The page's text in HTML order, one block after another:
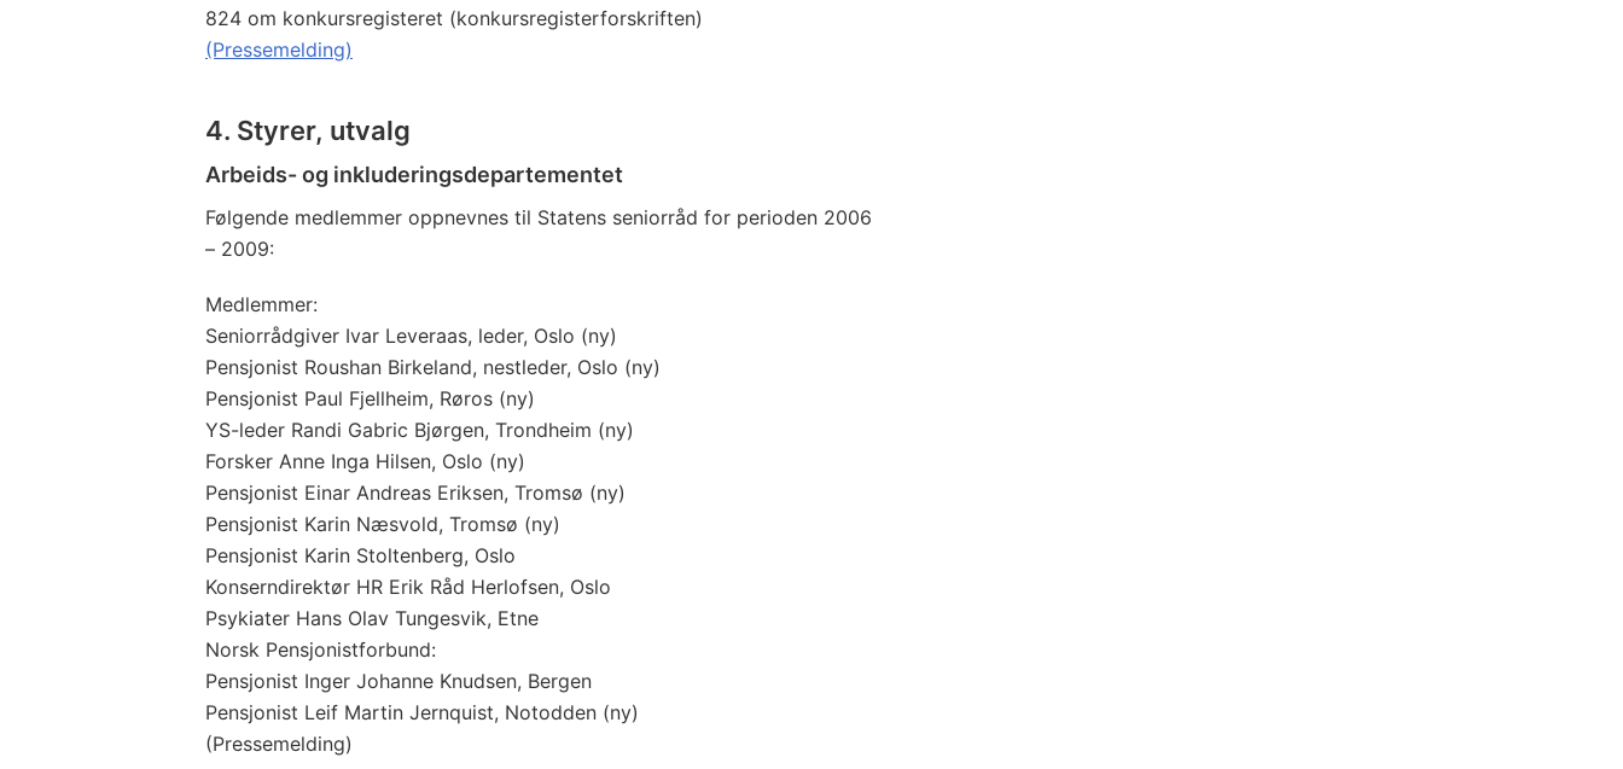
824 om konkursregisteret (konkursregisterforskriften)
(Pressemelding)
4. Styrer, utvalg
Arbeids- og inkluderingsdepartementet
Følgende medlemmer oppnevnes til Statens seniorråd for perioden 2006
– 2009:
Medlemmer:
Seniorrådgiver Ivar Leveraas, leder, Oslo (ny)
Pensjonist Roushan Birkeland, nestleder, Oslo (ny)
Pensjonist Paul Fjellheim, Røros (ny)
YS-leder Randi Gabric Bjørgen, Trondheim (ny)
Forsker Anne Inga Hilsen, Oslo (ny)
Pensjonist Einar Andreas Eriksen, Tromsø (ny)
Pensjonist Karin Næsvold, Tromsø (ny)
Pensjonist Karin Stoltenberg, Oslo
Konserndirektør HR Erik Råd Herlofsen, Oslo
Psykiater Hans Olav Tungesvik, Etne
Norsk Pensjonistforbund:
Pensjonist Inger Johanne Knudsen, Bergen
Pensjonist Leif Martin Jernquist, Notodden (ny)
(Pressemelding)